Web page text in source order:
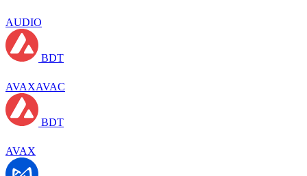
AUDIO
BDT
AVAXAVAC
BDT
AVAX